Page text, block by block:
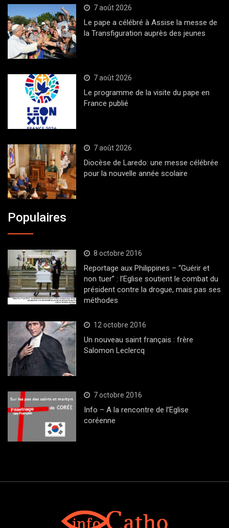
7 août 2026
Le pape a célébré à Assise la messe de
la Transfiguration auprès des jeunes
7 août 2026
Le programme de la visite du pape en
France publié
7 août 2026
Diocèse de Laredo: une messe célébrée
pour la nouvelle année scolaire
Populaires
8 octobre 2016
Reportage aux Philippines – “Guérir et
non tuer” : l’Eglise soutient le combat du
président contre la drogue, mais pas ses
méthodes
12 octobre 2016
Un nouveau saint français : frère
Salomon Leclercq
7 octobre 2016
Info – A la rencontre de l’Eglise
coréenne